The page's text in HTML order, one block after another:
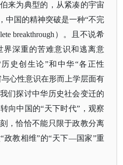
来为典型的，从紧凑的宇宙
中国的精神突破是一种“不完
breakthrough）。且不说希
界深重的苦难意识和逃离意
史创生论”和中华“各正性
心性意识在形而上学层面有
们探讨中华历史社会变迁的
向中国的“天下时代”，观察
，恰恰不能只限于政教分离
政教相维”的“天下—国家”重